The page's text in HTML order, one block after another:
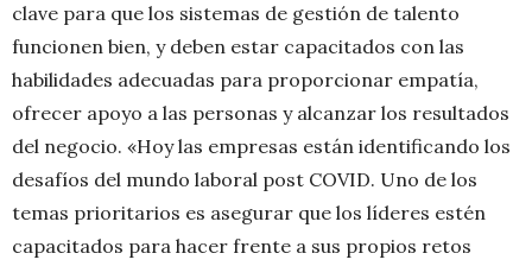
clave para que los sistemas de gestión de talento
funcionen bien, y deben estar capacitados con las
habilidades adecuadas para proporcionar empatía,
ofrecer apoyo a las personas y alcanzar los resultados
del negocio. «Hoy las empresas están identificando los
desafíos del mundo laboral post COVID. Uno de los
temas prioritarios es asegurar que los líderes estén
capacitados para hacer frente a sus propios retos